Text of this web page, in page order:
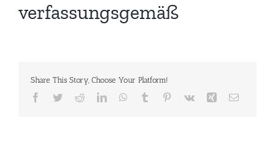
verfassungsgemäß
Share This Story, Choose Your Platform!
Facebook
TwitterRedditLinkedInWhatsApp
Tumblr Pinterest
Vk Xing E-